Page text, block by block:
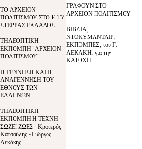
ΤΟ ΑΡΧΕΙΟΝ
ΠΟΛΙΤΙΣΜΟΥ ΣΤΟ E-TV
ΣΤΕΡΕΑΣ ΕΛΛΑΔΟΣ
ΤΗΛΕΟΠΤΙΚΗ
ΕΚΠΟΜΠΗ "ΑΡΧΕΙΟΝ
ΠΟΛΙΤΙΣΜΟΥ"
Η ΓΕΝΝΗΣΗ ΚΑΙ Η
ΑΝΑΓΕΝΝΗΣΗ ΤΟΥ
ΕΘΝΟΥΣ ΤΩΝ
ΕΛΛΗΝΩΝ
ΤΗΛΕΟΠΤΙΚΗ
ΕΚΠΟΜΠΗ Η ΤΕΧΝΗ
ΣΩΖΕΙ ΖΩΕΣ - Κρατερός
Κατσούλης - Γιώργος
Λεκάκης"
ΓΡΑΦΟΥΝ ΣΤΟ
ΑΡΧΕΙΟΝ ΠΟΛΙΤΙΣΜΟΥ
ΒΙΒΛΙΑ,
ΝΤΟΚΥΜΑΝΤΑΙΡ,
ΕΚΠΟΜΠΕΣ, του Γ.
ΛΕΚΑΚΗ, για την
ΚΑΤΟΧΗ